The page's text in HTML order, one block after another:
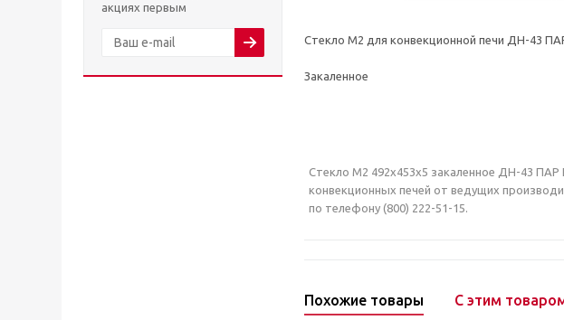
акциях первым
Стекло М2 для конвекционной печи ДН-43
Закаленное
Стекло М2 492х453х5 закаленное ДН-43 ПАР
конвекционных печей от ведущих
по телефону (800) 222-51-15.
Похожие товары С этим